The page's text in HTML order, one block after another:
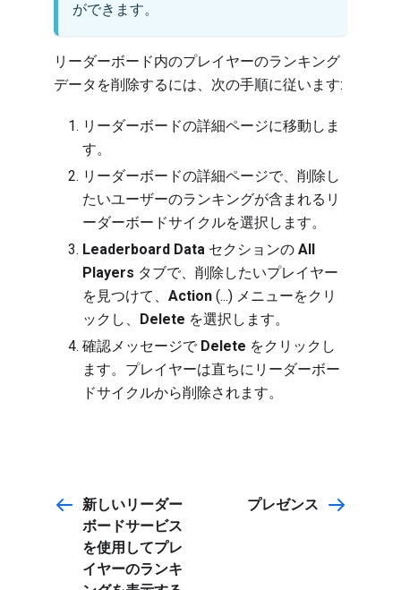
ができます。
リーダーボード内のプレイヤーのランキング
データを削除するには、次の手順に従います:
リーダーボードの詳細ページに移動しま
す。
リーダーボードの詳細ページで、削除し
たいユーザーのランキングが含まれるリ
ーダーボードサイクルを選択します。
Leaderboard Data セクションの All
Players タブで、削除したいプレイヤー
を見つけて、 Action (...) メニューをクリ
ックし、
Delete を選択します。
確認メッセージで Delete をクリックし
ます。プレイヤーは直ちにリーダーボー
ドサイクルから削除されます。
新しいリーダー
ボードサービス
を使用してプレ
イヤーのランキ
プレゼンス